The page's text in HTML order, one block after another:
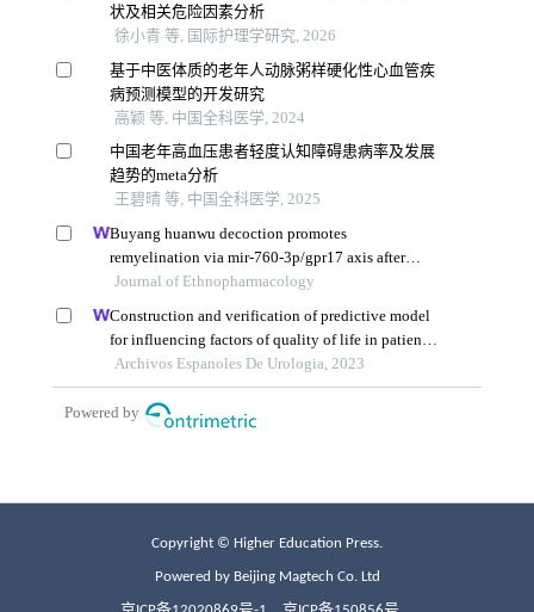
Copyright © Higher Education Press.
Powered by Beijing Magtech Co. Ltd